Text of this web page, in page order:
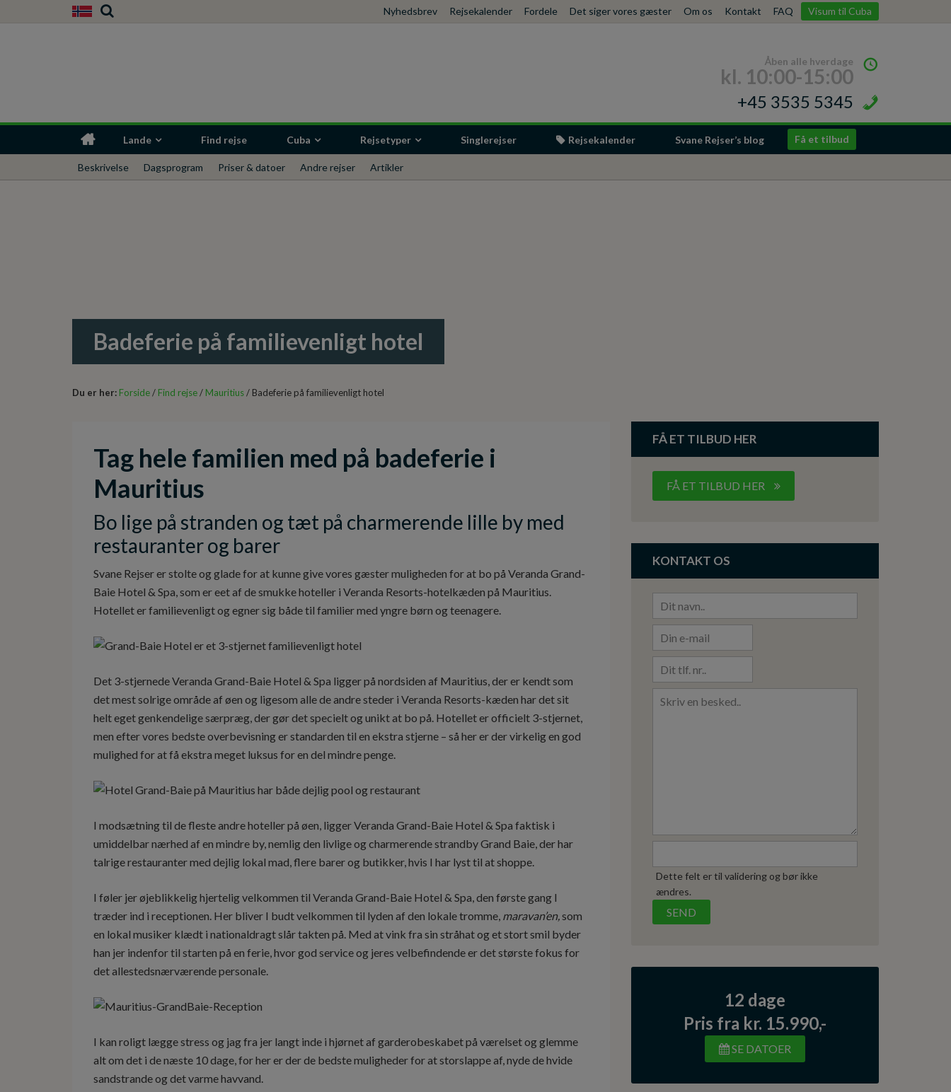
Nyhedsbrev Rejsekalender Fordele Det siger vores gæster Om os Kontakt FAQ Visum til Cuba
Åben alle hverdage
kl. 10:00-15:00
+45 3535 5345
Lande Find rejse Cuba Rejsetyper Singlerejser Rejsekalender Svane Rejser’s blog Få et tilbud
Beskrivelse Dagsprogram Priser & datoer Andre rejser Artikler
Badeferie på familievenligt hotel
Du er her: Forside/ Find rejse/ Mauritius/ Badeferie på familievenligt hotel
Tag hele familien med på badeferie i
Mauritius
Bo lige på stranden og tæt på charmerende lille by med
restauranter og barer
Svane Rejser er stolte og glade for at kunne give vores gæster muligheden for at bo på Veranda Grand-
Baie Hotel & Spa, som er eet af de smukke hoteller i Veranda Resorts-hotelkæden på Mauritius.
Hotellet er familievenligt og egner sig både til familier med yngre børn og teenagere.
Det 3-stjernede Veranda Grand-Baie Hotel & Spa ligger på nordsiden af Mauritius, der er kendt som
det mest solrige område af øen og ligesom alle de andre steder i Veranda Resorts-kæden har det sit
helt eget genkendelige særpræg, der gør det specielt og unikt at bo på. Hotellet er officielt 3-stjernet,
men efter vores bedste overbevisning er standarden til en ekstra stjerne – så her er der virkelig en god
mulighed for at få ekstra meget luksus for en del mindre penge.
I modsætning til de fleste andre hoteller på øen, ligger Veranda Grand-Baie Hotel & Spa faktisk i
umiddelbar nærhed af en mindre by, nemlig den livlige og charmerende strandby Grand Baie, der har
talrige restauranter med dejlig lokal mad, flere barer og butikker, hvis I har lyst til at shoppe.
I føler jer øjeblikkelig hjertelig velkommen til Veranda Grand-Baie Hotel & Spa, den første gang I
træder ind i receptionen. Her bliver I budt velkommen til lyden af den lokale tromme, maravan’en,som
en lokal musiker klædt i nationaldragt slår takten på. Med at vink fra sin stråhat og et stort smil byder
han jer indenfor til starten på en ferie, hvor god service og jeres velbefindende er det største fokus for
det allestedsnærværende personale.
I kan roligt lægge stress og jag fra jer langt inde i hjørnet af garderobeskabet på værelset og glemme
alt om det i de næste 10 dage, for her er der de bedste muligheder for at storslappe af, nyde de hvide
sandstrande og det varme havvand.
FÅ ET TILBUD HER
FÅ ET TILBUD HER
KONTAKT OS
Dette felt er til validering og bør ikke
ændres.
12 dage
Pris fra kr. 15.990,-
SE DATOER